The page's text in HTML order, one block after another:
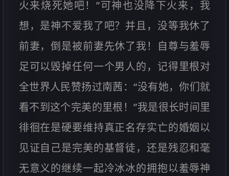
火来烧死她吧！”可神也没降下火来，我
想，是神不爱我了吧？并且，没等我休了
前妻，倒是被前妻先休了我！自尊与羞辱
足可以毁掉任何一个男人的，记得里根对
全世界人民赞扬过南茜：“没有她，你们就
看不到这个完美的里根！”我是很长时间里
徘徊在是硬要维持真正名存实亡的婚姻以
见证自己是完美的基督徒，还是残忍和毫
无意义的继续一起冷冰冰的拥抱以羞辱神